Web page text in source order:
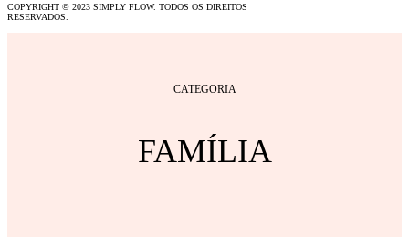
COPYRIGHT © 2023 SIMPLY FLOW. TODOS OS DIREITOS
RESERVADOS.
CATEGORIA
FAMÍLIA